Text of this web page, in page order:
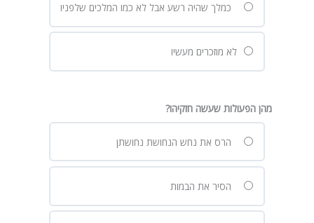
כמלך שהיה רשע אבל לא כמו המלכים שלפניו
לא מוזכרים מעשיו
מהן הפעולות שעשה חזקיהו?
הרס את נחש הנחושת נחושתן
הסיר את הבמות